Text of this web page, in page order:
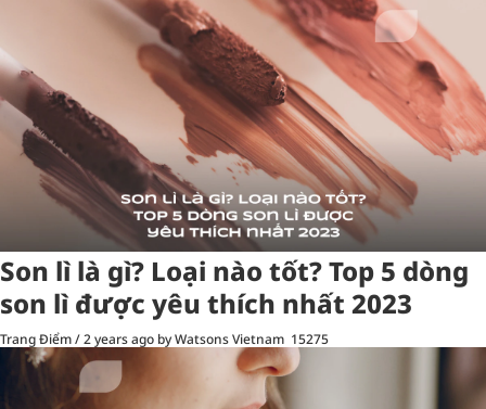
Son lì là gì? Loại nào tốt? Top 5 dòng
son lì được yêu thích nhất 2023
Trang Điểm/2 years ago by Watsons Vietnam 15275